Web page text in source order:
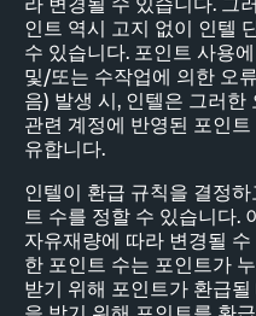
인트 역시 고지 없이 인텔
수 있습니다. 포인트 사용
및/또는 수작업에 의한 오
음) 발생 시, 인텔은 그러
관련 계정에 반영된 포인
유합니다.
인텔이 환급 규칙을 결정
트 수를 정할 수 있습니다.
자유재량에 따라 변경될
한 포인트 수는 포인트가
받기 위해 포인트가 환급